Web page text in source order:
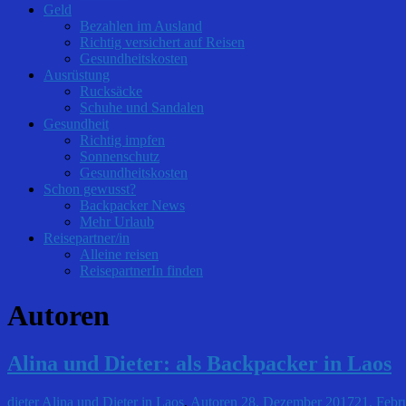
Geld
Bezahlen im Ausland
Richtig versichert auf Reisen
Gesundheitskosten
Ausrüstung
Rucksäcke
Schuhe und Sandalen
Gesundheit
Richtig impfen
Sonnenschutz
Gesundheitskosten
Schon gewusst?
Backpacker News
Mehr Urlaub
Reisepartner/in
Alleine reisen
ReisepartnerIn finden
Autoren
Alina und Dieter: als Backpacker in Laos
dieter Alina und Dieter in Laos, Autoren 28. Dezember 201721.